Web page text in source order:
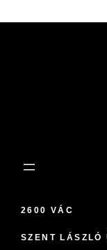
2600 VÁC
SZENT LÁSZLÓ